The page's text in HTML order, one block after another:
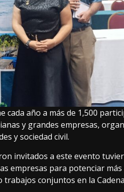
cada año a más de 1,500
y grandes empresas,
y sociedad civil.
invitados a este evento
empresas para potenciar
conjuntos en la